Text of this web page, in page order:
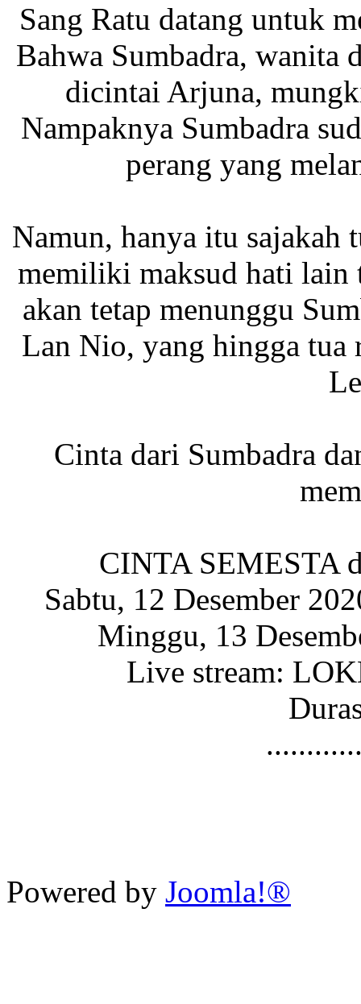
Sang Ratu datang untuk
Bahwa Sumbadra, wanita
dicintai Arjuna,
Nampaknya Sumbadra
perang yang
Namun, hanya itu sajakah
memiliki maksud hati lain
akan tetap menunggu
Lan Nio, yang hingga tua
Cinta dari Sumbadra
CINTA SEMESTA
Sabtu, 12 Desember
Minggu, 13
Live stream:
Powered by Joomla!®